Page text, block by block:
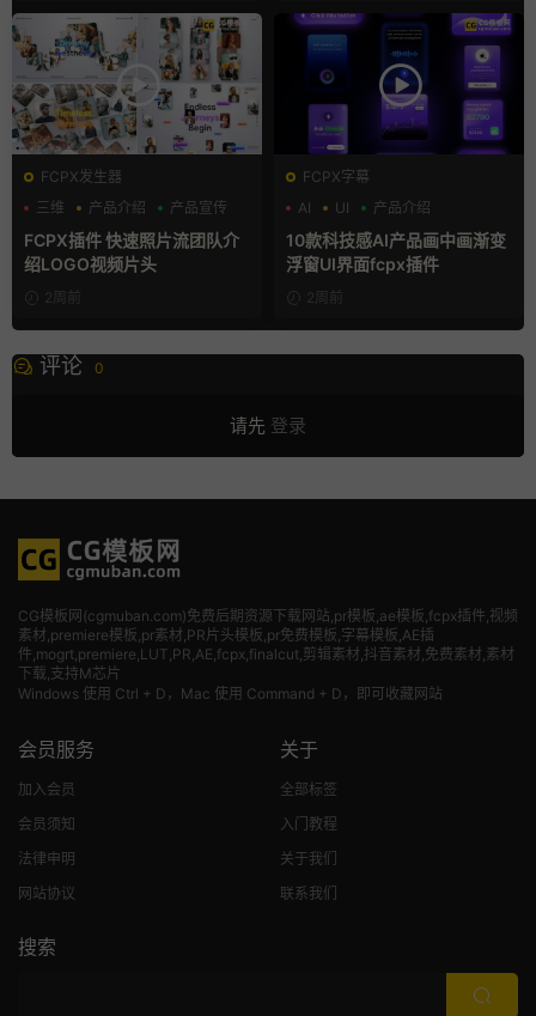
FCPX发生器
三维
产品介绍 产品宣传
FCPX插件 快速照片流团队介
绍LOGO视频片头
2周前
FCPX字幕
AI
UI 产品介绍
10款科技感AI产品画中画渐变
浮窗UI界面fcpx插件
2周前
评论 0
请先 登录
CG模板网(cgmuban.com)免费后期资源下载网站,pr模板,ae模板,fcpx插件,视频
素材 ,premiere模板,pr素材,PR片头模板,pr免费模板,字幕模板,AE插
件,mogrt,premiere,LUT,PR,AE,fcpx,finalcut,剪辑素材,抖音素材,免费素材,素材
下载,支持M芯片
Windows 使用 Ctrl + D，Mac 使用 Command + D，即可收藏网站
会员服务
加入会员
会员须知
法律申明
网站协议
关于
全部标签
入门教程
关于我们
联系我们
搜索